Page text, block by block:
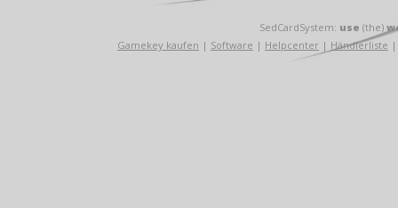
SedCardSystem: use (the)
Gamekey kaufen | Software | Helpcenter | Händlerliste